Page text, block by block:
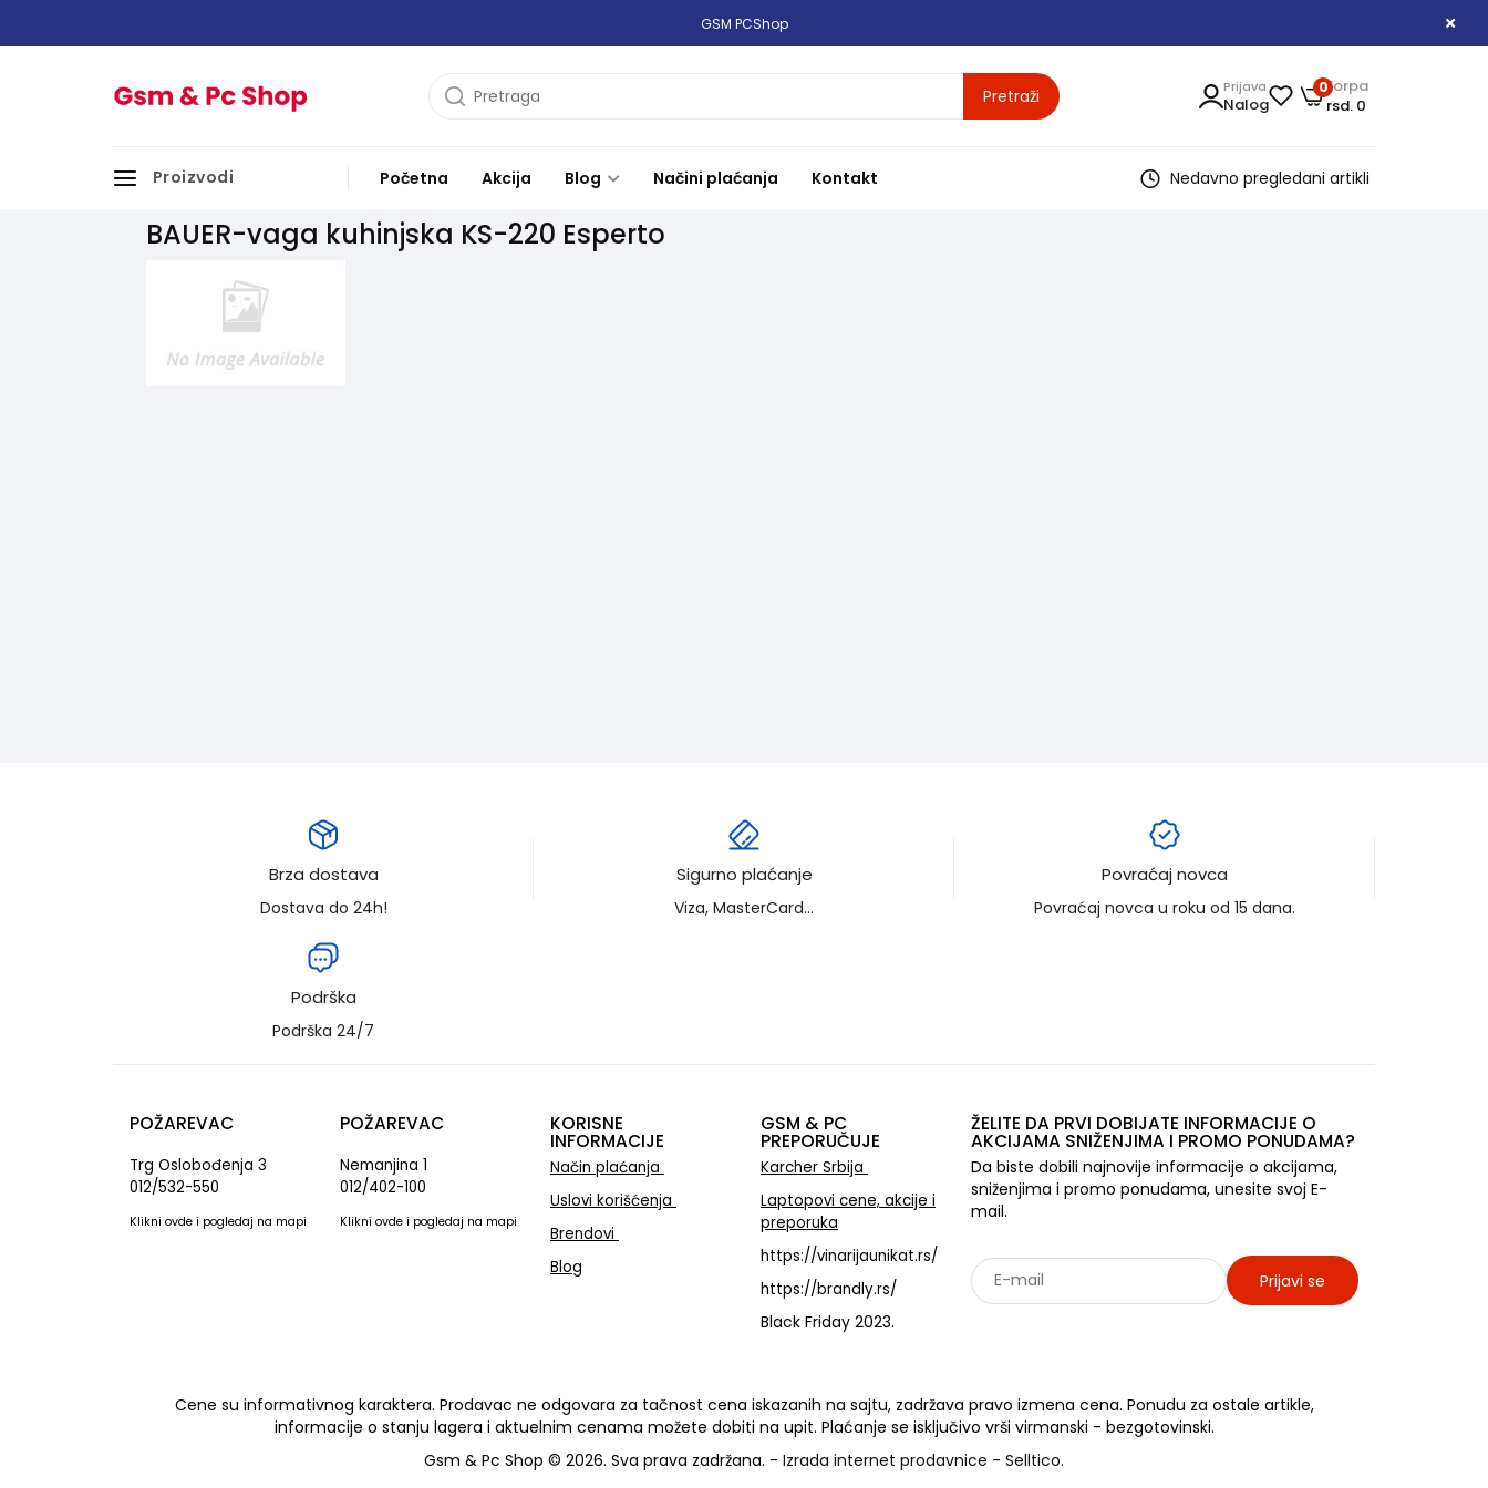
GSM PCShop
Pretraži
Korpa
rsd. 0
0
Prijava
Nalog
Proizvodi Početna Akcija Blog Načini plaćanja Kontakt Nedavno pregledani artikli
BAUER-vaga kuhinjska KS-220 Esperto
Brza dostava
Dostava do 24h!
Sigurno plaćanje
Viza, MasterCard...
Povraćaj novca
Povraćaj novca u roku od 15 dana.
Podrška
Podrška 24/7
POŽAREVAC
Trg Oslobođenja 3
012/532-550
Klikni ovde i pogledaj na mapi
POŽAREVAC
Nemanjina 1
012/402-100
Klikni ovde i pogledaj na mapi
KORISNE
INFORMACIJE
Način plaćanja
Uslovi korišćenja
Brendovi
Blog
GSM & PC
PREPORUČUJE
Karcher Srbija
Laptopovi cene, akcije i
preporuka
https://vinarijaunikat.rs/
https://brandly.rs/
Black Friday 2023.
ŽELITE DA PRVI DOBIJATE INFORMACIJE O
AKCIJAMA SNIŽENJIMA I PROMO PONUDAMA?
Da biste dobili najnovije informacije o akcijama,
sniženjima i promo ponudama, unesite svoj E-
mail.
Prijavi se
Cene su informativnog karaktera. Prodavac ne odgovara za tačnost cena iskazanih na sajtu, zadržava pravo izmena cena. Ponudu za ostale artikle,
informacije o stanju lagera i aktuelnim cenama možete dobiti na upit. Plaćanje se isključivo vrši virmanski - bezgotovinski.
Gsm & Pc Shop © 2026. Sva prava zadržana. - Izrada internet prodavnice - Selltico.